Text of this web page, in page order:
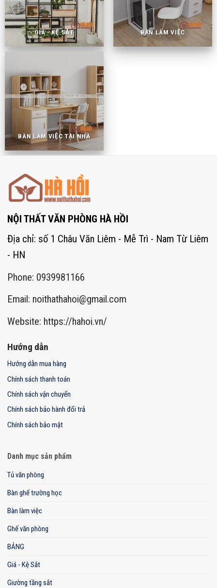
GIÁ - KỆ SẮT BÀN LÀM VIỆC
BÀN LÀM VIỆC TẠI NHÀ
NỘI THẤT VĂN PHÒNG HÀ HỒI
Địa chỉ: số 1 Châu Văn Liêm - Mễ Trì - Nam Từ Liêm
- HN
Phone: 0939981166
Email: noithathahoi@gmail.com
Website: https://hahoi.vn/
Hướng dẫn
Hướng dẫn mua hàng
Chính sách thanh toán
Chính sách vận chuyển
Chính sách bảo hành đổi trả
Chính sách bảo mật
Danh mục sản phẩm
Tủ văn phòng
Bàn ghế trường học
Bàn làm việc
Ghế văn phòng
BẢNG
Giá - Kệ Sắt
Giường tầng sắt